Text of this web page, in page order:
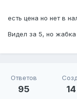
есть цена но нет в
Видел за 5, но
Ответов
95